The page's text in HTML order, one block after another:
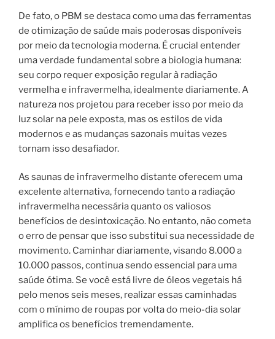
De fato, o PBM se destaca como uma das ferramentas
de otimização de saúde mais poderosas disponíveis
por meio da tecnologia moderna. É crucial entender
uma verdade fundamental sobre a biologia humana:
seu corpo requer exposição regular à radiação
vermelha e infravermelha, idealmente diariamente. A
natureza nos projetou para receber isso por meio da
luz solar na pele exposta, mas os estilos de vida
modernos e as mudanças sazonais muitas vezes
tornam isso desafiador.
As saunas de infravermelho distante oferecem uma
excelente alternativa, fornecendo tanto a radiação
infravermelha necessária quanto os valiosos
benefícios de desintoxicação. No entanto, não cometa
o erro de pensar que isso substitui sua necessidade de
movimento. Caminhar diariamente, visando 8.000 a
10.000 passos, continua sendo essencial para uma
saúde ótima. Se você está livre de óleos vegetais há
pelo menos seis meses, realizar essas caminhadas
com o mínimo de roupas por volta do meio-dia solar
amplifica os benefícios tremendamente.